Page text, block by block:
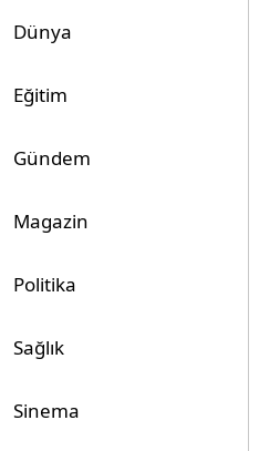
Dünya
Eğitim
Gündem
Magazin
Politika
Sağlık
Sinema